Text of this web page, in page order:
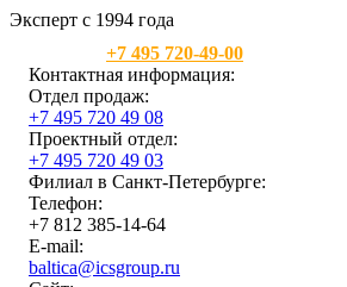
Эксперт с 1994 года
+7 495 720-49-00
Контактная информация:
Отдел продаж:
+7 495 720 49 08
Проектный отдел:
+7 495 720 49 03
Филиал в Санкт-Петербурге:
Телефон:
+7 812 385-14-64
E-mail:
baltica@icsgroup.ru